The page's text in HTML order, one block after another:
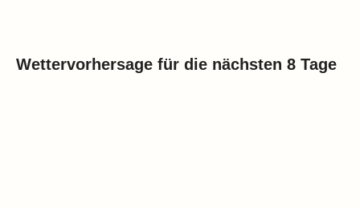
Wettervorhersage für die nächsten 8 Tage